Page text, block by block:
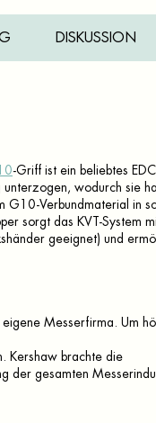
DISKUSSION
-Griff ist ein beliebtes
wodurch sie
G10-Verbundmaterial in
sorgt das KVT-System
geeignet) und
Messerfirma. Um
Kershaw brachte die
der gesamten